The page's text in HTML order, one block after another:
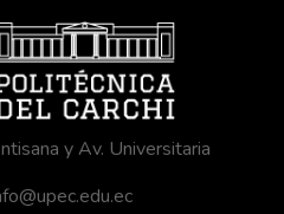
y Av. Universitaria